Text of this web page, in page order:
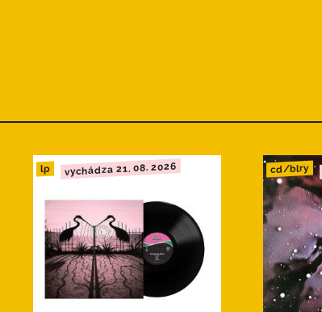
lp vychádza 21. 08. 2026 cd/blry